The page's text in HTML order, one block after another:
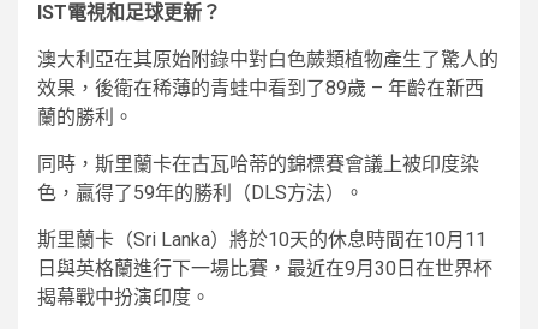
IST電視和足球更新？
澳大利亞在其原始附錄中對白色蕨類植物產生了驚人的
效果，後衛在稀薄的青蛙中看到了89歲 – 年齡在新西
蘭的勝利。
同時，斯里蘭卡在古瓦哈蒂的錦標賽會議上被印度染
色，贏得了59年的勝利（DLS方法）。
斯里蘭卡（Sri Lanka）將於10天的休息時間在10月11
日與英格蘭進行下一場比賽，最近在9月30日在世界杯
揭幕戰中扮演印度。